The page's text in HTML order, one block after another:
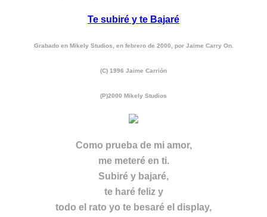
Te subiré y te Bajaré
Grabado en Mikely Studios, en febrero de 2000, por Jaime Carry On.
(C) 1996 Jaime Carrión
(P)2000 Mikely Studios
Como prueba de mi amor,
me meteré en ti.
Subiré y bajaré,
te haré feliz y
todo el rato yo te besaré el display,